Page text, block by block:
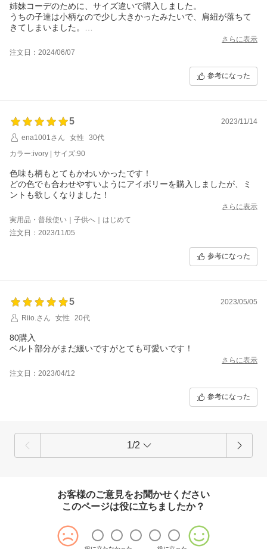
姉妹コーデのために、サイズ違いで購入しました。
うちの子達は小柄なので少し大きかったみたいで、肩紐が落ちて
きてしまいました。
でも、生地もしっかりしているし、柄も可愛くて、もう少し大き
くなってから着せるのを楽しみにしています！
さらに表示
注文日：2024/06/07
参考になった
5
2023/11/14
ena1001さん
女性
30代
カラー:ivory | サイズ:90
色味も柄もとてもかわいかったです！
どの色でも合わせやすいようにアイボリーを購入しましたが、ミ
ントも欲しくなりました！
さらに表示
実用品・普段使い｜子供へ｜はじめて
注文日：2023/11/05
参考になった
5
2023/05/05
Riio.さん
女性 20代
80購入
ベルト部分がまだ緩いですがとても可愛いです！
さらに表示
注文日：2023/04/12
参考になった
1/2
お客様のご意見をお聞かせください
このページは役に立ちましたか？